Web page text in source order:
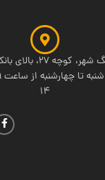
بالای بانک سینا ، طبقه 1
14